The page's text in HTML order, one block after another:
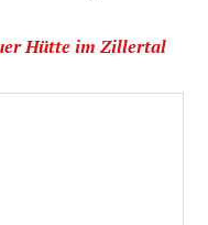
Hütte im Zillertal